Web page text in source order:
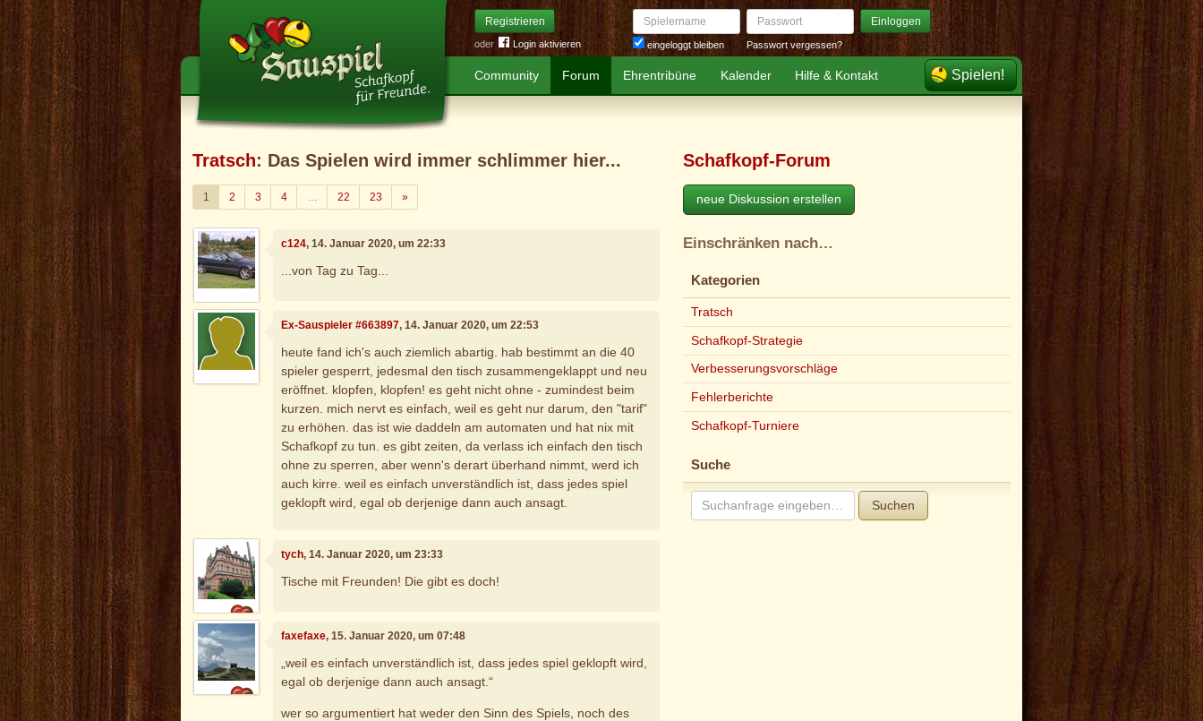
Registrieren
oder Login aktivieren
Spielername
eingeloggt bleiben
Passwort Einloggen
Passwort vergessen?
Community Forum Ehrentribüne Kalender Hilfe & Kontakt Spielen!
Tratsch: Das Spielen wird immer schlimmer hier...
1 2 3 4 … 22 23 »Weiter
c124, 14. Januar 2020, um 22:33
...von Tag zu Tag...
Ex-Sauspieler #663897, 14. Januar 2020, um 22:53
heute fand ich's auch ziemlich abartig. hab bestimmt an die 40
spieler gesperrt, jedesmal den tisch zusammengeklappt und neu
eröffnet. klopfen, klopfen! es geht nicht ohne - zumindest beim
kurzen. mich nervt es einfach, weil es geht nur darum, den "tarif"
zu erhöhen. das ist wie daddeln am automaten und hat nix mit
Schafkopf zu tun. es gibt zeiten, da verlass ich einfach den tisch
ohne zu sperren, aber wenn's derart überhand nimmt, werd ich
auch kirre. weil es einfach unverständlich ist, dass jedes spiel
geklopft wird, egal ob derjenige dann auch ansagt.
tych, 14. Januar 2020, um 23:33
Tische mit Freunden! Die gibt es doch!
faxefaxe, 15. Januar 2020, um 07:48
„weil es einfach unverständlich ist, dass jedes spiel geklopft wird,
egal ob derjenige dann auch ansagt.“
wer so argumentiert hat weder den Sinn des Spiels, noch des
Schafkopf-Forum
neue Diskussion erstellen
Einschränken nach…
Kategorien
Tratsch
Schafkopf-Strategie
Verbesserungsvorschläge
Fehlerberichte
Schafkopf-Turniere
Suche
Suchen